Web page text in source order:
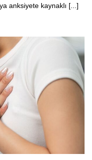
anksiyete kaynaklı [...]